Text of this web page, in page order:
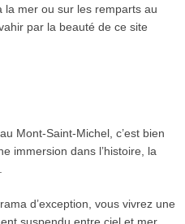
la mer ou sur les remparts au
par la beauté de ce site
Mont-Saint-Michel, c’est bien
immersion dans l’histoire, la
d’exception, vous vivrez une